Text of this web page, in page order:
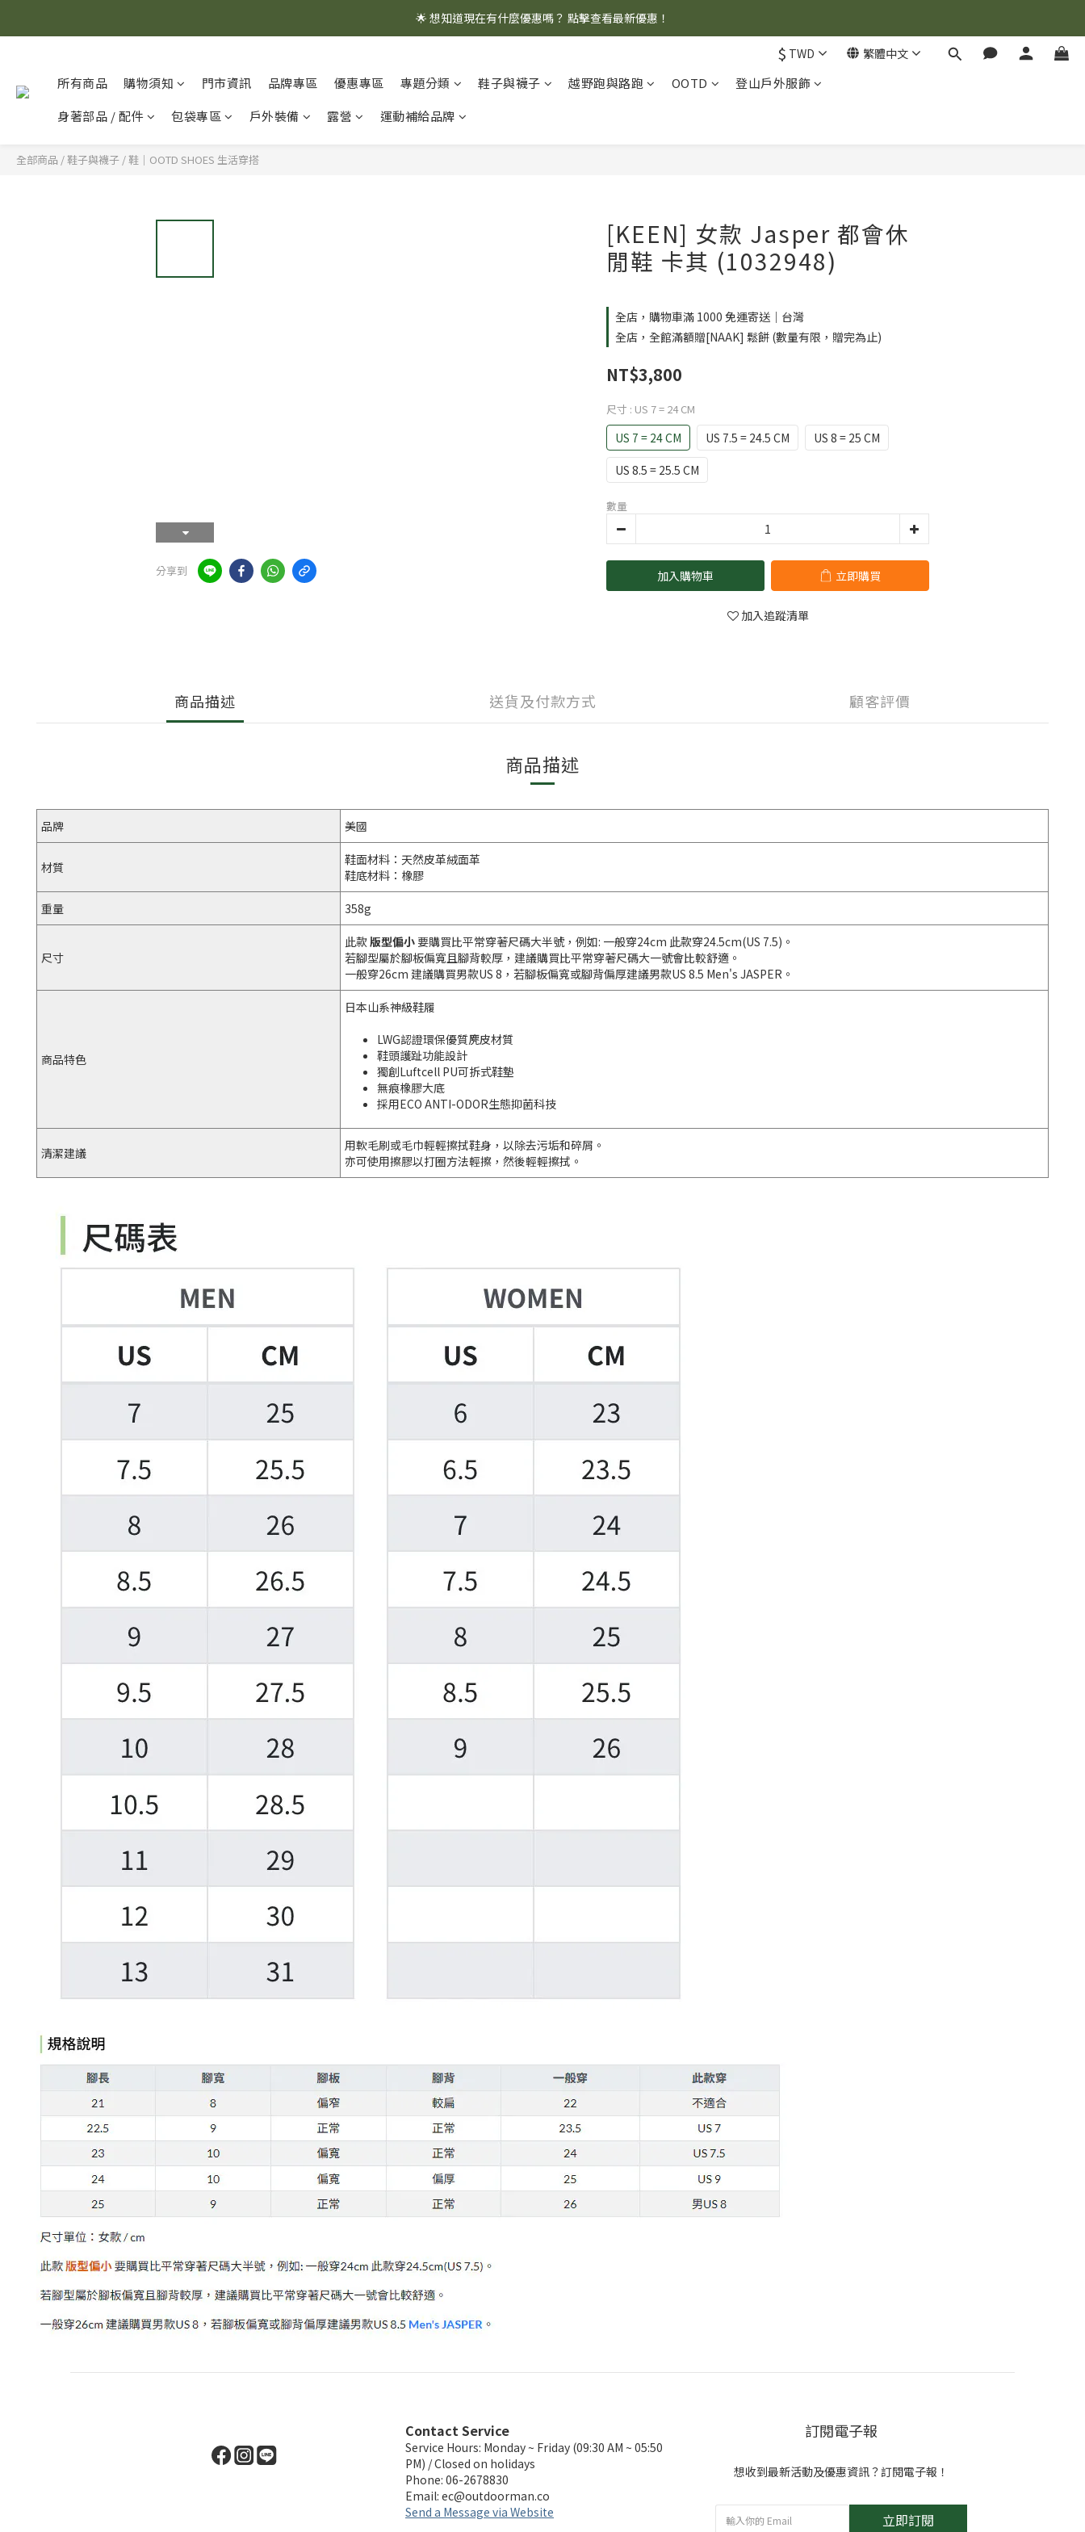
🌟 想知道現在有什麼優惠嗎？ 點擊查看最新優惠！
🌟 想知道現在有什麼優惠嗎？ 點擊查看最新優惠！
🌟 想知道現在有什麼優惠嗎？ 點擊查看最新優惠！
$ TWD 繁體中文
所有商品 購物須知 門市資訊 品牌專區 優惠專區 專題分類 鞋子與襪子 越野跑與路跑 OOTD
登山戶外服飾
身著部品 / 配件
包袋專區 戶外裝備 露營 運動補給品牌
全部商品 /鞋子與襪子 /鞋｜OOTD SHOES 生活穿搭
分享到
[KEEN] 女款 Jasper 都會休
閒鞋 卡其 (1032948)
全店，購物車滿 1000 免運寄送｜台灣
全店，全館滿額贈[NAAK] 鬆餅 (數量有限，贈完為止)
NT$3,800
尺寸 : US 7 = 24 CM
US 7 = 24 CM US 7.5 = 24.5 CM
US 8 = 25 CM
US 8.5 = 25.5 CM
數量
加入購物車 立即購買
加入追蹤清單
商品描述 送貨及付款方式 顧客評價
商品描述
品牌 美國
材質
鞋面材料：天然皮革絨面革
鞋底材料：橡膠
重量 358g
尺寸
此款版型偏小 要購買比平常穿著尺碼大半號，例如: 一般穿24cm 此款穿24.5cm(US 7.5)。
若腳型屬於腳板偏寬且腳背較厚，建議購買比平常穿著尺碼大一號會比較舒適。
一般穿26cm 建議購買男款US 8，若腳板偏寬或腳背偏厚建議男款US 8.5 Men's JASPER。
商品特色
日本山系神級鞋履
LWG認證環保優質麂皮材質
鞋頭護趾功能設計
獨創Luftcell PU可拆式鞋墊
無痕橡膠大底
採用ECO ANTI-ODOR生態抑菌科技
清潔建議
用軟毛刷或毛巾輕輕擦拭鞋身，以除去污垢和碎屑。
亦可使用擦膠以打圈方法輕擦，然後輕輕擦拭。
Contact Service
Service Hours: Monday ~ Friday (09:30 AM ~ 05:50
PM) / Closed on holidays
Phone: 06-2678830
Email: ec@outdoorman.co
Send a Message via Website
訂閱電子報
想收到最新活動及優惠資訊？訂閱電子報！
立即訂閱